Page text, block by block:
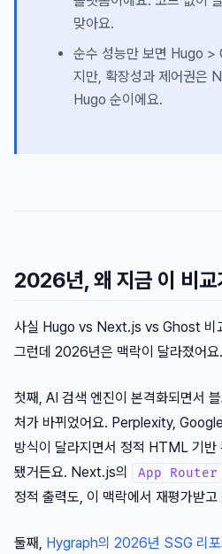
맞아요.
순수 성능만 보면 Hugo
지만, 확장성과 제어권은
Hugo 순이에요.
2026년, 왜 지금 이 비교
사실 Hugo vs Next.js vs Ghost 비
그런데 2026년은 맥락이 달라졌어요.
첫째, AI 검색 엔진이 본격화되면서
처가 바뀌었어요. Perplexity,
방식이 달라지면서 정적 HTML 기반
됐거든요. Next.js의
App Router
정적 출력도, 이 맥락에서 재평가받고
둘째, Hygraph의 2026년 SSG 리